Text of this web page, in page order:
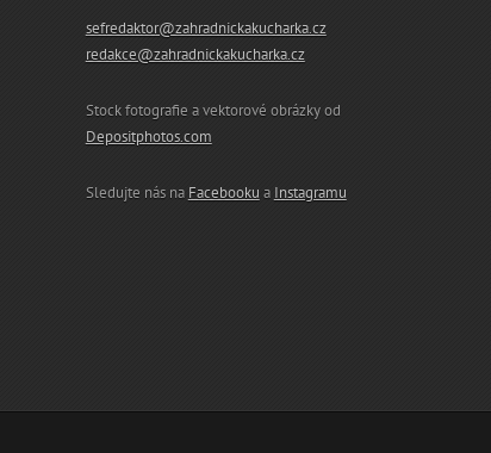
sefredaktor@zahradnickakucharka.cz
redakce@zahradnickakucharka.cz
Stock fotografie a vektorové obrázky od
Depositphotos.com
Sledujte nás na Facebooku a Instagramu